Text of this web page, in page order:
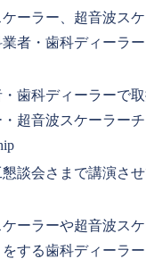
ーラー、超音波ス
者・歯科ディーラー
歯科ディーラーで
超音波スケーラー
談会さまで講演さ
ーラーや超音波ス
する歯科ディーラ